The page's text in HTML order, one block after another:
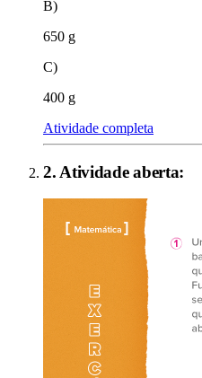
B)
650 g
C)
400 g
Atividade completa
2. Atividade aberta: